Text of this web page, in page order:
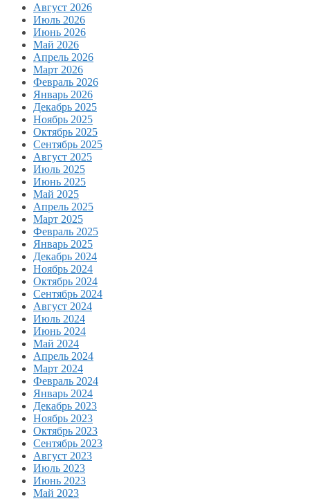
Август 2026
Июль 2026
Июнь 2026
Май 2026
Апрель 2026
Март 2026
Февраль 2026
Январь 2026
Декабрь 2025
Ноябрь 2025
Октябрь 2025
Сентябрь 2025
Август 2025
Июль 2025
Июнь 2025
Май 2025
Апрель 2025
Март 2025
Февраль 2025
Январь 2025
Декабрь 2024
Ноябрь 2024
Октябрь 2024
Сентябрь 2024
Август 2024
Июль 2024
Июнь 2024
Май 2024
Апрель 2024
Март 2024
Февраль 2024
Январь 2024
Декабрь 2023
Ноябрь 2023
Октябрь 2023
Сентябрь 2023
Август 2023
Июль 2023
Июнь 2023
Май 2023